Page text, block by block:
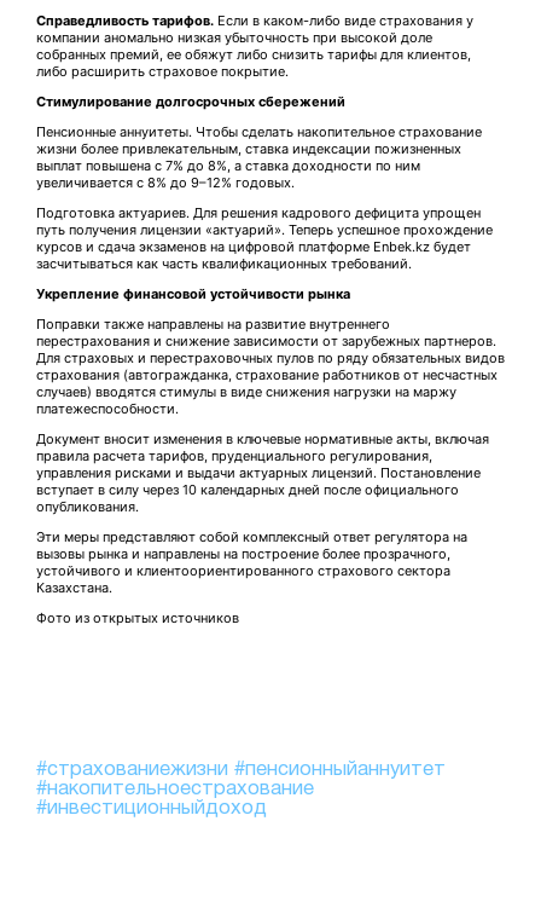
Справедливость тарифов. Если в каком-либо виде страхования у
компании аномально низкая убыточность при высокой доле
собранных премий, ее обяжут либо снизить тарифы для клиентов,
либо расширить страховое покрытие.
Стимулирование долгосрочных сбережений
Пенсионные аннуитеты. Чтобы сделать накопительное страхование
жизни более привлекательным, ставка индексации пожизненных
выплат повышена с 7% до 8%, а ставка доходности по ним
увеличивается с 8% до 9–12% годовых.
Подготовка актуариев. Для решения кадрового дефицита упрощен
путь получения лицензии «актуарий». Теперь успешное прохождение
курсов и сдача экзаменов на цифровой платформе Enbek.kz будет
засчитываться как часть квалификационных требований.
Укрепление финансовой устойчивости рынка
Поправки также направлены на развитие внутреннего
перестрахования и снижение зависимости от зарубежных партнеров.
Для страховых и перестраховочных пулов по ряду обязательных видов
страхования (автогражданка, страхование работников от несчастных
случаев) вводятся стимулы в виде снижения нагрузки на маржу
платежеспособности.
Документ вносит изменения в ключевые нормативные акты, включая
правила расчета тарифов, пруденциального регулирования,
управления рисками и выдачи актуарных лицензий. Постановление
вступает в силу через 10 календарных дней после официального
опубликования.
Эти меры представляют собой комплексный ответ регулятора на
вызовы рынка и направлены на построение более прозрачного,
устойчивого и клиентоориентированного страхового сектора
Казахстана.
Фото из открытых источников
#страхованиежизни #пенсионныйаннуитет
#накопительноестрахование
#инвестиционныйдоход